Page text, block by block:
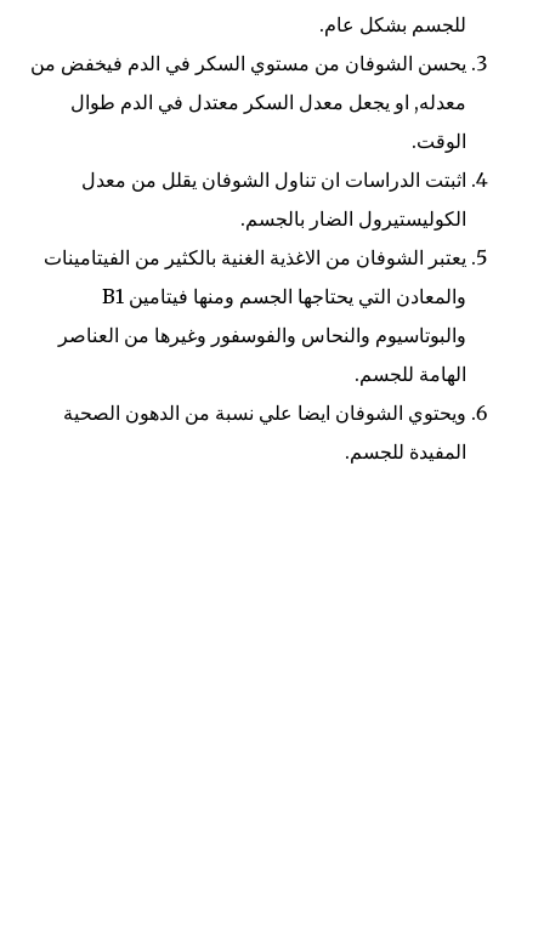
للجسم بشكل عام.
يحسن الشوفان من مستوي السكر في الدم فيخفض من
معدله, او يجعل معدل السكر معتدل في الدم طوال
الوقت.
اثبتت الدراسات ان تناول الشوفان يقلل من معدل
الكوليستيرول الضار بالجسم.
يعتبر الشوفان من الاغذية الغنية بالكثير من الفيتامينات
والمعادن التي يحتاجها الجسم ومنها فيتامين B1
والبوتاسيوم والنحاس والفوسفور وغيرها من العناصر
الهامة للجسم.
ويحتوي الشوفان ايضا علي نسبة من الدهون الصحية
المفيدة للجسم.